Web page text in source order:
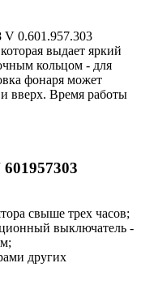
0.601.957.303
выдает яркий
кольцом - для
фонаря может
и вверх. Время работы
свыше трех часов;
выключатель -
других